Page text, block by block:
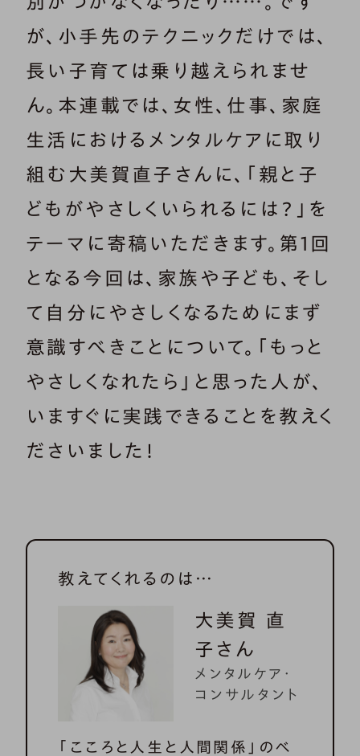
が、小手先のテクニックだけでは、
長い子育ては乗り越えられませ
ん。本連載では、女性、仕事、家庭
生活におけるメンタルケアに取り
組む大美賀直子さんに、「親と子
どもがやさしくいられるには？」を
テーマに寄稿いただきます。第1回
となる今回は、家族や子ども、そし
て自分にやさしくなるためにまず
意識すべきことについて。「もっと
やさしくなれたら」と思った人が、
いますぐに実践できることを教えく
ださいました！
教えてくれるのは…
大美賀 直
子さん
メンタルケア・
コンサルタント
「こころと人生と人間関係」のベ